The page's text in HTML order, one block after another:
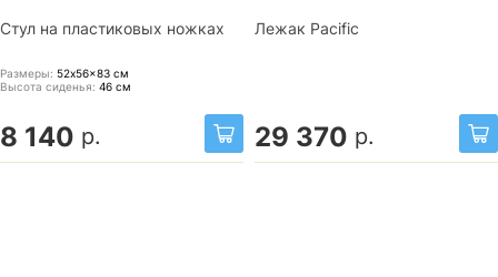
Стул на пластиковых ножках
Размеры: 52x56x83 см
Высота сиденья: 46 см
8 140 р.
Лежак Pacific
29 370 р.